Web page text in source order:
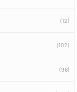
(12)
(102)
(96)